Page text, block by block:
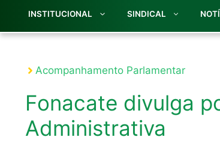
INSTITUCIONAL SINDICAL
Acompanhamento Parlamentar
Fonacate divulga
Administrativa